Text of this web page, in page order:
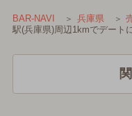
BAR-NAVI 兵庫県
駅(兵庫県)周辺1kmでデート